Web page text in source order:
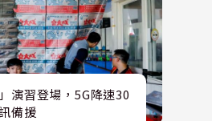
演習登場，5G降速30
備援